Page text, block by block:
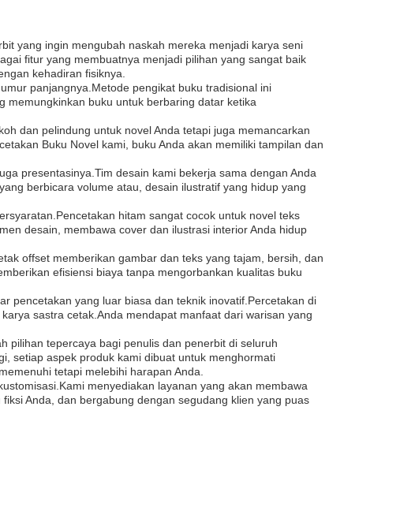
yang ingin mengubah naskah mereka menjadi karya seni
fitur yang membuatnya menjadi pilihan yang sangat baik
kehadiran fisiknya.
panjangnya.Metode pengikat buku tradisional ini
memungkinkan buku untuk berbaring datar ketika
dan pelindung untuk novel Anda tetapi juga memancarkan
Buku Novel kami, buku Anda akan memiliki tampilan dan
presentasinya.Tim desain kami bekerja sama dengan Anda
berbicara volume atau, desain ilustratif yang hidup yang
hitam sangat cocok untuk novel teks
desain, membawa cover dan ilustrasi interior Anda hidup
offset memberikan gambar dan teks yang tajam, bersih, dan
efisiensi biaya tanpa mengorbankan kualitas buku
pencetakan yang luar biasa dan teknik inovatif.Percetakan di
sastra cetak.Anda mendapat manfaat dari warisan yang
pilihan tepercaya bagi penulis dan penerbit di seluruh
setiap aspek produk kami dibuat untuk menghormati
tetapi melebihi harapan Anda.
menyediakan layanan yang akan membawa
Anda, dan bergabung dengan segudang klien yang puas